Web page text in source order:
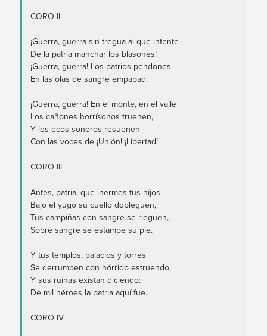
CORO II
¡Guerra, guerra sin tregua al que intente
De la patria manchar los blasones!
¡Guerra, guerra! Los patrios pendones
En las olas de sangre empapad.
¡Guerra, guerra! En el monte, en el valle
Los cañones horrísonos truenen,
Y los ecos sonoros resuenen
Con las voces de ¡Unión! ¡Libertad!
CORO III
Antes, patria, que inermes tus hijos
Bajo el yugo su cuello dobleguen,
Tus campiñas con sangre se rieguen,
Sobre sangre se estampe su pie.
Y tus templos, palacios y torres
Se derrumben con hórrido estruendo,
Y sus ruinas existan diciendo:
De mil héroes la patria aquí fue.
CORO IV